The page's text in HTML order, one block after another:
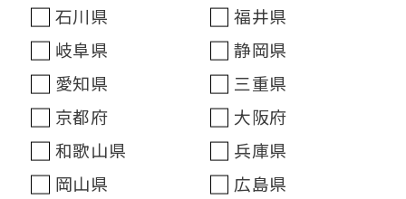
石川県
福井県
岐阜県
静岡県
愛知県
三重県
京都府
大阪府
和歌山県
兵庫県
岡山県
広島県